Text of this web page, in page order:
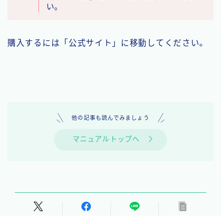
い。
購入するには「公式サイト」に移動してください。
他の記事も読んでみましょう
マニュアルトップへ